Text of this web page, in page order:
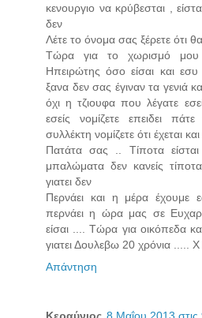
κενουργιο να κρύβεσται ,
δεν
Λέτε το όνομα σας ξέρετε ότι
Τώρα για το χωρισμό
Ηπειρώτης όσο είσαι και εσυ
ξανα δεν σας έγιναν τα γενιά
όχι η τζιουφα που λέγατε
εσείς νομίζετε επειδει
συλλέκτη νομίζετε ότι έχεται
Πατάτα σας .. Τίποτα
μπαλώματα δεν κανείς
γιατει δεν
Περνάει και η μέρα
περνάει η ώρα μας σε
είσαι .... Τώρα για οικόπεδα
γιατει Δουλεβω 20 χρόνια ..... Χ
Απάντηση